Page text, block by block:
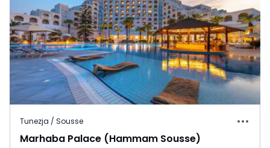
Tunezja / Sousse
Marhaba Palace (Hammam Sousse)